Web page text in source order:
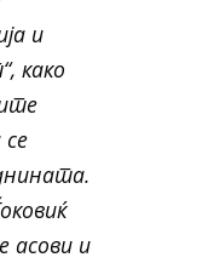
и
како
асови и